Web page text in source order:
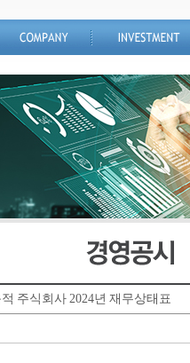
주식회사 2024년 재무상태표